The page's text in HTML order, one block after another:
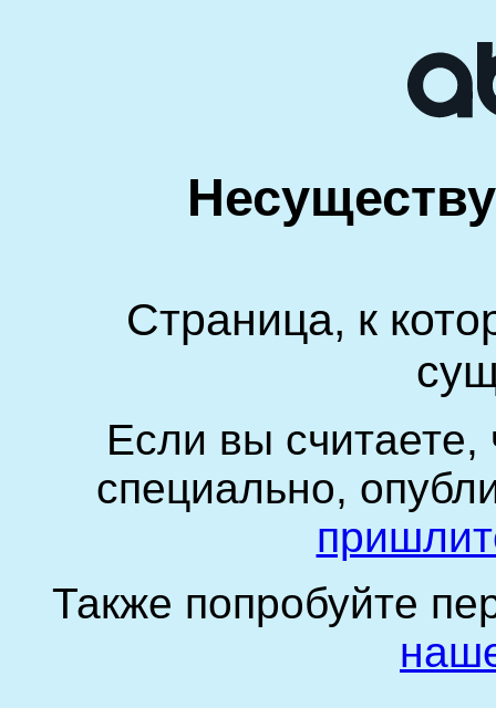
Страница, к
Если вы
специально,
Также попробуйте